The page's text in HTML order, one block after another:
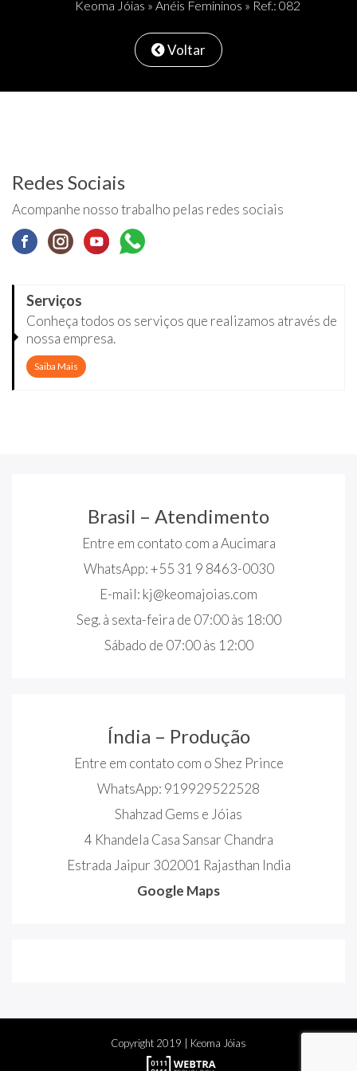
Keoma Jóias » Anéis Femininos » Ref.: 082
Voltar
Redes Sociais
Acompanhe nosso trabalho pelas redes sociais
Serviços
Conheça todos os serviços que realizamos através de
nossa empresa.
Saiba Mais
Brasil – Atendimento
Entre em contato com a Aucimara
WhatsApp: +55 31 9 8463-0030
E-mail: kj@keomajoias.com
Seg. à sexta-feira de 07:00 às 18:00
Sábado de 07:00 às 12:00
Índia – Produção
Entre em contato com o Shez Prince
WhatsApp: 919929522528
Shahzad Gems e Jóias
4 Khandela Casa Sansar Chandra
Estrada Jaipur 302001 Rajasthan India
Google Maps
Copyright 2019 | Keoma Jóias